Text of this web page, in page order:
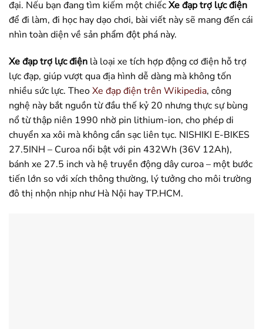
đại. Nếu bạn đang tìm kiếm một chiếcXe đạp trợ lực điện
để đi làm, đi học hay dạo chơi, bài viết này sẽ mang đến cái
nhìn toàn diện về sản phẩm đột phá này.
Xe đạp trợ lực điện là loại xe tích hợp động cơ điện hỗ trợ
lực đạp, giúp vượt qua địa hình dễ dàng mà không tốn
nhiều sức lực. TheoXe đạp điện trên Wikipedia, công
nghệ này bắt nguồn từ đầu thế kỷ 20 nhưng thực sự bùng
nổ từ thập niên 1990 nhờ pin lithium-ion, cho phép di
chuyển xa xôi mà không cần sạc liên tục. NISHIKI E-BIKES
27.5INH – Curoa nổi bật với pin 432Wh (36V 12Ah),
bánh xe 27.5 inch và hệ truyền động dây curoa – một bước
tiến lớn so với xích thông thường, lý tưởng cho môi trường
đô thị nhộn nhịp như Hà Nội hay TP.HCM.